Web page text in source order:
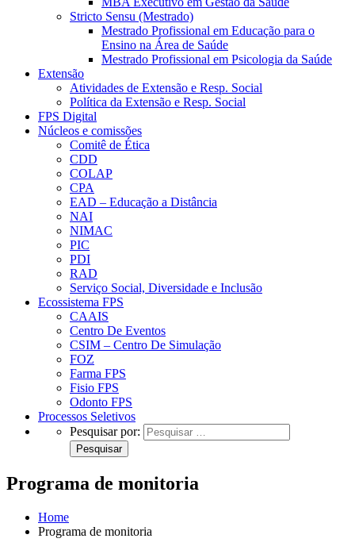
Stricto Sensu (Mestrado)
Mestrado Profissional em Educação para o
Ensino na Área de Saúde
Mestrado Profissional em Psicologia da Saúde
Extensão
Atividades de Extensão e Resp. Social
Política da Extensão e Resp. Social
FPS Digital
Núcleos e comissões
Comitê de Ética
CDD
COLAP
CPA
EAD – Educação a Distância
NAI
NIMAC
PIC
PDI
RAD
Serviço Social, Diversidade e Inclusão
Ecossistema FPS
CAAIS
Centro De Eventos
CSIM – Centro De Simulação
FOZ
Farma FPS
Fisio FPS
Odonto FPS
Processos Seletivos
Pesquisar por:
Programa de monitoria
Home
Programa de monitoria